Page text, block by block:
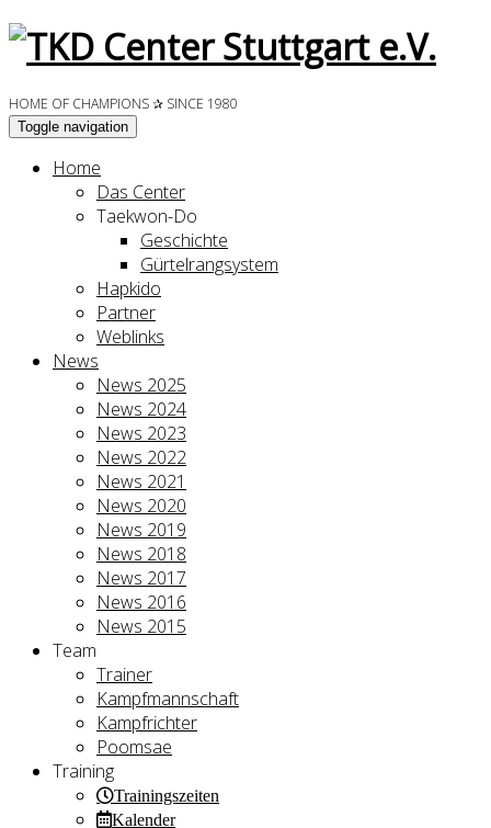
HOME OF CHAMPIONS ✰ SINCE 1980
Toggle navigation
Home
Das Center
Taekwon-Do
Geschichte
Gürtelrangsystem
Hapkido
Partner
Weblinks
News
News 2025
News 2024
News 2023
News 2022
News 2021
News 2020
News 2019
News 2018
News 2017
News 2016
News 2015
Team
Trainer
Kampfmannschaft
Kampfrichter
Poomsae
Training
Trainingszeiten
Kalender